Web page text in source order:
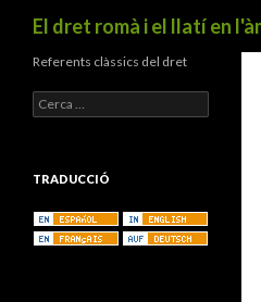
El dret romà i el llatí en
Referents clàssics del dret
C
e
a
TRADUCCIÓ